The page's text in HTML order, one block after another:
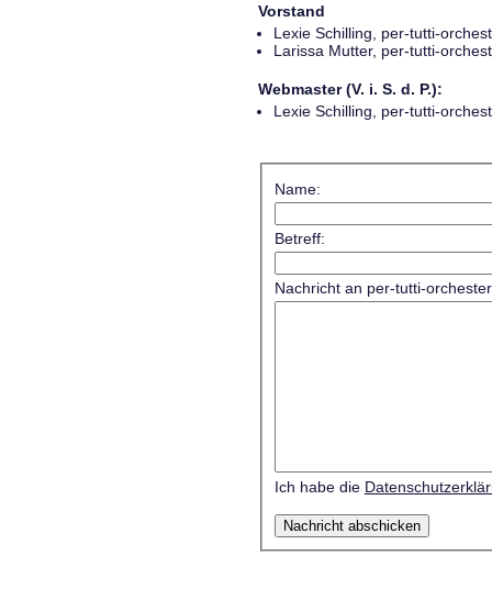
Vorstand
Lexie Schilling, per-tutti-
Larissa Mutter, per-tutti-
Webmaster (V. i. S. d. P.):
Lexie Schilling, per-tutti-
Name:
Betreff:
Nachricht an per-tutti-
Ich habe die